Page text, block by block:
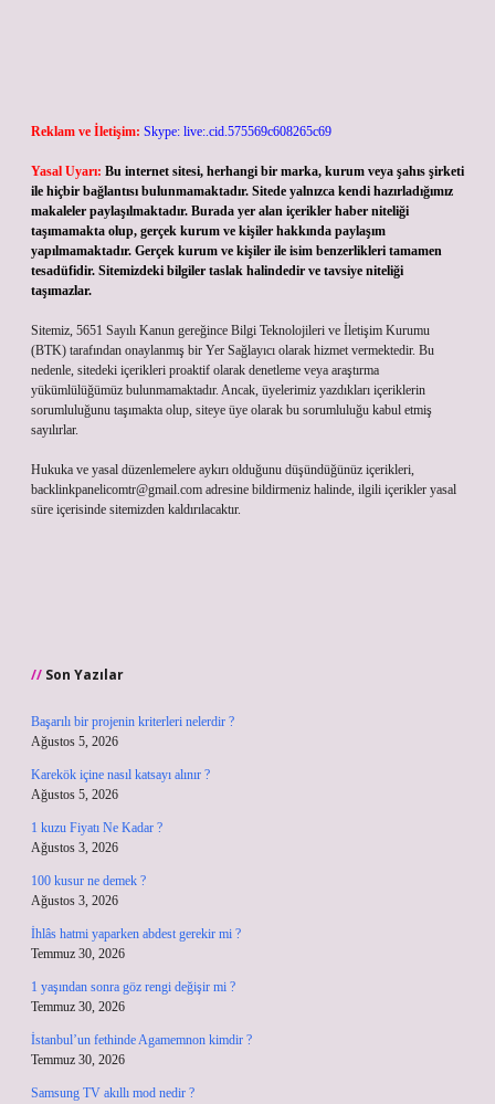
Reklam ve İletişim: Skype: live:.cid.575569c608265c69
Yasal Uyarı: Bu internet sitesi, herhangi bir marka, kurum veya şahıs şirketi
ile hiçbir bağlantısı bulunmamaktadır. Sitede yalnızca kendi hazırladığımız
makaleler paylaşılmaktadır. Burada yer alan içerikler haber niteliği
taşımamakta olup, gerçek kurum ve kişiler hakkında paylaşım
yapılmamaktadır. Gerçek kurum ve kişiler ile isim benzerlikleri tamamen
tesadüfidir. Sitemizdeki bilgiler taslak halindedir ve tavsiye niteliği
taşımazlar.
Sitemiz, 5651 Sayılı Kanun gereğince Bilgi Teknolojileri ve İletişim Kurumu
(BTK) tarafından onaylanmış bir Yer Sağlayıcı olarak hizmet vermektedir. Bu
nedenle, sitedeki içerikleri proaktif olarak denetleme veya araştırma
yükümlülüğümüz bulunmamaktadır. Ancak, üyelerimiz yazdıkları içeriklerin
sorumluluğunu taşımakta olup, siteye üye olarak bu sorumluluğu kabul etmiş
sayılırlar.
Hukuka ve yasal düzenlemelere aykırı olduğunu düşündüğünüz içerikleri,
backlinkpanelicomtr@gmail.com adresine bildirmeniz halinde, ilgili içerikler yasal
süre içerisinde sitemizden kaldırılacaktır.
Son Yazılar
Başarılı bir projenin kriterleri nelerdir ?
Ağustos 5, 2026
Karekök içine nasıl katsayı alınır ?
Ağustos 5, 2026
1 kuzu Fiyatı Ne Kadar ?
Ağustos 3, 2026
100 kusur ne demek ?
Ağustos 3, 2026
İhlâs hatmi yaparken abdest gerekir mi ?
Temmuz 30, 2026
1 yaşından sonra göz rengi değişir mi ?
Temmuz 30, 2026
İstanbul’un fethinde Agamemnon kimdir ?
Temmuz 30, 2026
Samsung TV akıllı mod nedir ?